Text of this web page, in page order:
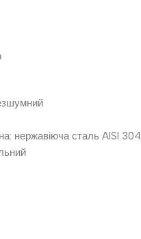
нержавіюча сталь AISI 304